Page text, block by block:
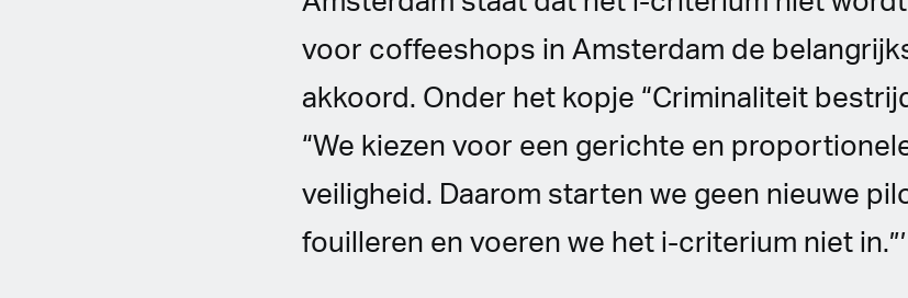
voor coffeeshops in Amsterdam de
akkoord. Onder het kopje “Criminaliteit
“We kiezen voor een gerichte en
veiligheid. Daarom starten we geen nieuwe
fouilleren en voeren we het i-criterium niet in.”’